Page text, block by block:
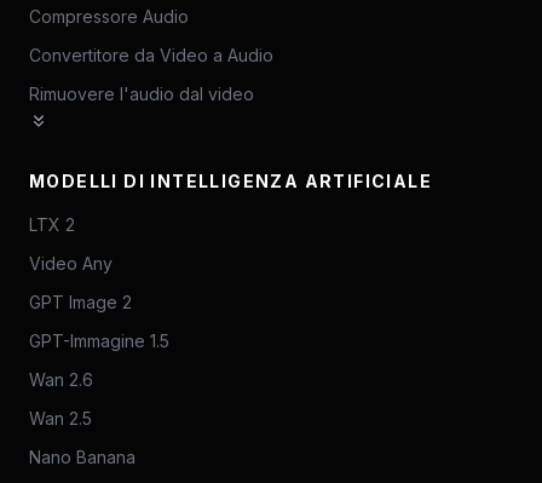
Compressore Audio
Convertitore da Video a Audio
Rimuovere l'audio dal video
MODELLI DI INTELLIGENZA ARTIFICIALE
LTX 2
Video Any
GPT Image 2
GPT-Immagine 1.5
Wan 2.6
Wan 2.5
Nano Banana